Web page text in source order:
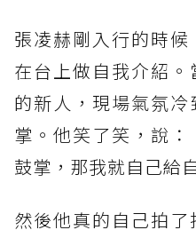
張凌赫剛入行的時候
在台上做自我介紹
的新人，現場氣氛
掌。他笑了笑，說
鼓掌，那我就自己給
然後他真的自己拍